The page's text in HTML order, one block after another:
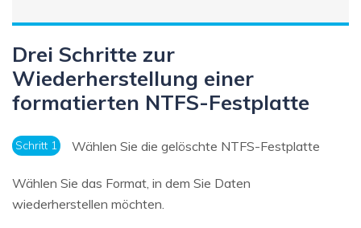
Drei Schritte zur
Wiederherstellung einer
formatierten NTFS-Festplatte
Schritt 1 Wählen Sie die gelöschte NTFS-Festplatte
Wählen Sie das Format, in dem Sie Daten
wiederherstellen möchten.